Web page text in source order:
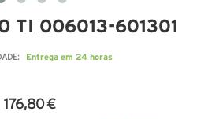
TI OO6013-601301
Entrega em 24 horas
176,80 €